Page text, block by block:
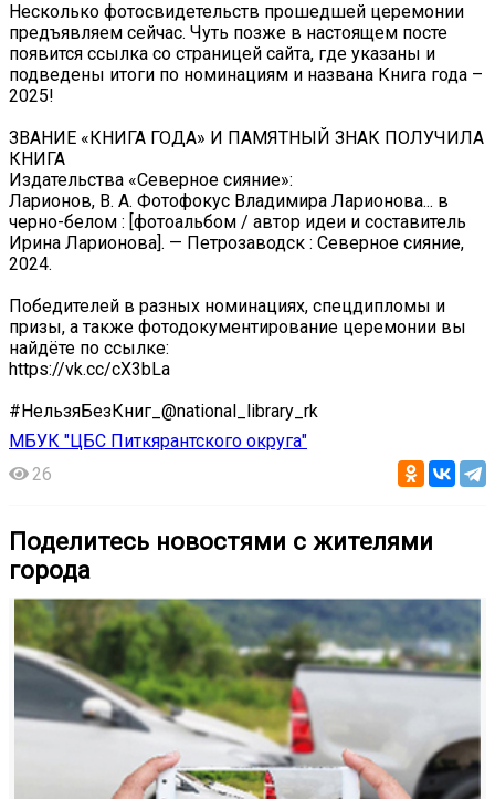
Несколько фотосвидетельств прошедшей церемонии
предъявляем сейчас. Чуть позже в настоящем посте
появится ссылка со страницей сайта, где указаны и
подведены итоги по номинациям и названа Книга года –
2025!
ЗВАНИЕ «КНИГА ГОДА» И ПАМЯТНЫЙ ЗНАК ПОЛУЧИЛА
КНИГА
Издательства «Северное сияние»:
Ларионов, В. А. Фотофокус Владимира Ларионова... в
черно-белом : [фотоальбом / автор идеи и составитель
Ирина Ларионова]. — Петрозаводск : Северное сияние,
2024.
Победителей в разных номинациях, спецдипломы и
призы, а также фотодокументирование церемонии вы
найдёте по ссылке:
https://vk.cc/cX3bLa
#НельзяБезКниг_@national_library_rk
МБУК "ЦБС Питкярантского округа"
26
Поделитесь новостями с жителями
города